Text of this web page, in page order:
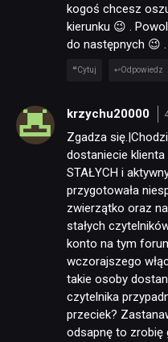
kogoś chcesz
kierunku 😉 .
do następnych 😉 .
Cytuj Odpowiedz
krzychu20000
Zgadza
dostaniecie
STAŁYCH i
przygotowała
zwierzątko oraz
stałych
konto na tym
wczorajszego
takie osoby
czytelnika
przeciek?
odsapnę to zrobię